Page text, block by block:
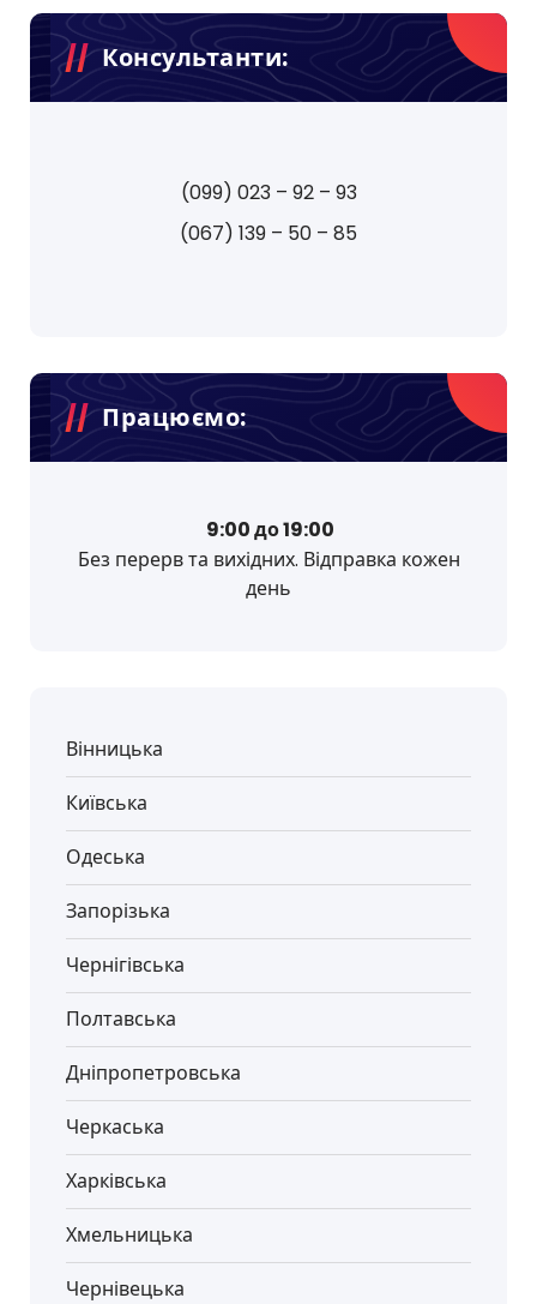
Консультанти:
(099) 023 – 92 – 93
(067) 139 – 50 – 85
Працюємо:
9:00 до 19:00
Без перерв та вихідних. Відправка кожен
день
Вінницька
Київська
Одеська
Запорізька
Чернігівська
Полтавська
Дніпропетровська
Черкаська
Харківська
Хмельницька
Чернівецька